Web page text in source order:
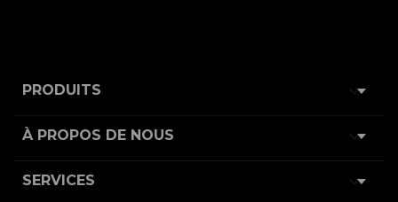
PRODUITS 
À PROPOS DE NOUS 
SERVICES 